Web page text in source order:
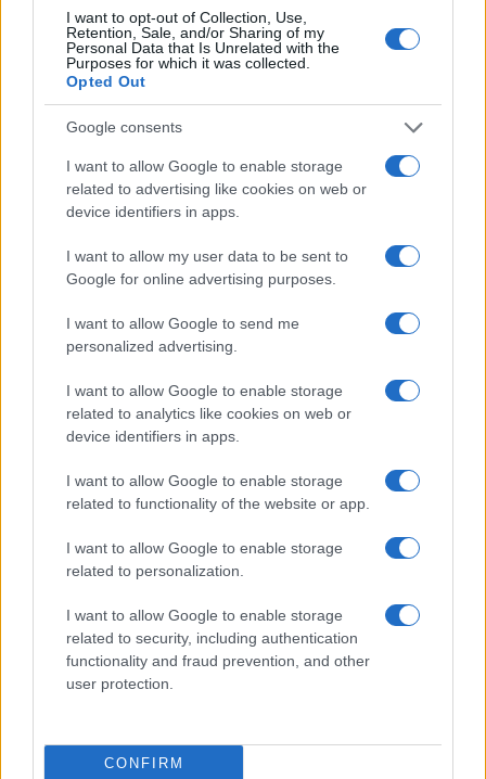
I want to opt-out of Collection, Use,
Retention, Sale, and/or Sharing of my
Personal Data that Is Unrelated with the
Purposes for which it was collected.
Opted Out
Google consents
I want to allow Google to enable storage
related to advertising like cookies on web or
device identifiers in apps.
I want to allow my user data to be sent to
Google for online advertising purposes.
I want to allow Google to send me
personalized advertising.
I want to allow Google to enable storage
related to analytics like cookies on web or
device identifiers in apps.
I want to allow Google to enable storage
related to functionality of the website or app.
I want to allow Google to enable storage
related to personalization.
I want to allow Google to enable storage
related to security, including authentication
functionality and fraud prevention, and other
user protection.
CONFIRM
Δήμος Κοζάνης: Προστασία του Περιβάλλοντος
έργο αντλησιοταμίευσης της ΔΕΗ και η νέα
Διεύθυνση στη ΔΕΥΑΚ
ΖΉΣΗΣ ΠΙΤΣΙΆΒΑΣ